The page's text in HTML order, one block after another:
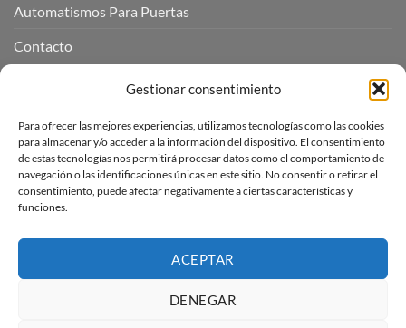
Gestionar consentimiento
Para ofrecer las mejores experiencias, utilizamos tecnologías como las cookies
para almacenar y/o acceder a la información del dispositivo. El consentimiento
de estas tecnologías nos permitirá procesar datos como el comportamiento de
navegación o las identificaciones únicas en este sitio. No consentir o retirar el
consentimiento, puede afectar negativamente a ciertas características y
funciones.
ACEPTAR
DENEGAR
Automatismos Para Puertas
Contacto
INFORMACIÓN LEGAL
Aviso Legal